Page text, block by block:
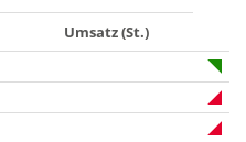
Umsatz (St.)